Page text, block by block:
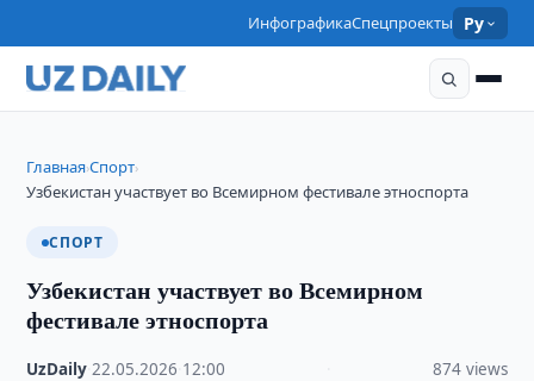
ИнфографикаСпецпроекты Ру
Главная›Спорт›
Узбекистан участвует во Всемирном фестивале этноспорта
СПОРТ
Узбекистан участвует во Всемирном
фестивале этноспорта
UzDaily ·22.05.2026 12:00 874 views